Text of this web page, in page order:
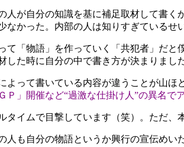
が自分の知識を基に補足取材して書
かった。内部の人は知りすぎているせ
「物語」を作っていく「共犯者」だと
た時に自分の中で書き方が決まりまし
よって書いている内容が違うことが山
Ｐ」開催など“過激な仕掛け人”の異名
イムで目撃しています（笑）。ただ、
人も自分の物語というか興行の宣伝め